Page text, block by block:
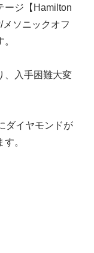
ージ【Hamilton
ソニックオフ
、入手困難大変
ダイヤモンドが
。